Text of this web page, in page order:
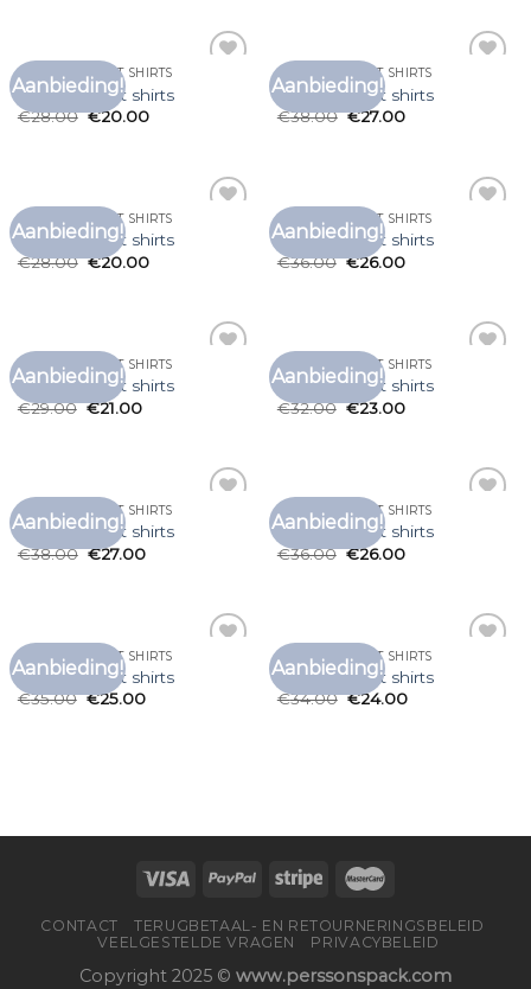
Aanbieding!
LEUKE HEREN T SHIRTS
leuke heren t shirts
€28.00 €20.00
Aanbieding!
LEUKE HEREN T SHIRTS
leuke heren t shirts
€38.00 €27.00
Aanbieding!
LEUKE HEREN T SHIRTS
leuke heren t shirts
€28.00 €20.00
Aanbieding!
LEUKE HEREN T SHIRTS
leuke heren t shirts
€36.00 €26.00
Aanbieding!
LEUKE HEREN T SHIRTS
leuke heren t shirts
€29.00 €21.00
Aanbieding!
LEUKE HEREN T SHIRTS
leuke heren t shirts
€32.00 €23.00
Aanbieding!
LEUKE HEREN T SHIRTS
leuke heren t shirts
€38.00 €27.00
Aanbieding!
LEUKE HEREN T SHIRTS
leuke heren t shirts
€36.00 €26.00
Aanbieding!
LEUKE HEREN T SHIRTS
leuke heren t shirts
€35.00 €25.00
Aanbieding!
LEUKE HEREN T SHIRTS
leuke heren t shirts
€34.00 €24.00
CONTACT
TERUGBETAAL- EN RETOURNERINGSBELEID
VEELGESTELDE VRAGEN
PRIVACYBELEID
Copyright 2025 © www.perssonspack.com